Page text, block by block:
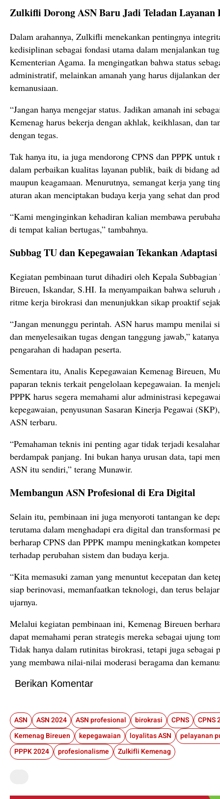
Zulkifli Dorong ASN Baru Jadi Teladan Layanan
Dalam arahannya, Zulkifli menekankan pentingnya
kedisiplinan sebagai fondasi utama dalam menjalankan
Kementerian Agama. Ia mengingatkan bahwa status
administratif, melainkan amanah yang harus dijalankan
kemanusiaan.
“Jangan hanya mengejar status. Jadikan amanah ini
Kemenag harus bekerja dengan akhlak, keikhlasan, dan
dengan tegas.
Tak hanya itu, ia juga mendorong CPNS dan PPPK untuk
dalam perbaikan kualitas layanan publik, baik di bidang
maupun keagamaan. Menurutnya, semangat kerja yang
aturan akan menciptakan budaya kerja yang sehat dan
“Kami menginginkan kehadiran kalian membawa
di tempat kalian bertugas,” tambahnya.
Subbag TU dan Kepegawaian Tekankan
Kegiatan pembinaan turut dihadiri oleh Kepala Subbagian
Bireuen, Iskandar, S.HI. Ia menyampaikan bahwa
ritme kerja birokrasi dan menunjukkan sikap proaktif
“Jangan menunggu perintah. ASN harus mampu menilai
dan menyelesaikan tugas dengan tanggung jawab,”
pengarahan di hadapan peserta.
Sementara itu, Analis Kepegawaian Kemenag Bireuen,
paparan teknis terkait pengelolaan kepegawaian. Ia
PPPK harus segera memahami alur administrasi
kepegawaian, penyusunan Sasaran Kinerja Pegawai
ASN terbaru.
“Pemahaman teknis ini penting agar tidak terjadi
berdampak panjang. Ini bukan hanya urusan data, tapi
ASN itu sendiri,” terang Munawir.
Membangun ASN Profesional di Era Digital
Selain itu, pembinaan ini juga menyoroti tantangan ke
terutama dalam menghadapi era digital dan transformasi
berharap CPNS dan PPPK mampu meningkatkan
terhadap perubahan sistem dan budaya kerja.
“Kita memasuki zaman yang menuntut kecepatan dan
siap berinovasi, memanfaatkan teknologi, dan terus
ujarnya.
Melalui kegiatan pembinaan ini, Kemenag Bireuen
dapat memahami peran strategis mereka sebagai ujung
Tidak hanya dalam rutinitas birokrasi, tetapi juga sebagai
yang membawa nilai-nilai moderasi beragama dan
Berikan Komentar
ASN ASN 2024 ASN profesional birokrasi CPNS
CPNS
Kemenag Bireuen
kepegawaian loyalitas ASN
pelayanan
PPPK 2024
profesionalisme Zulkifli Kemenag